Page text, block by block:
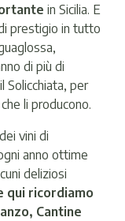
in Sicilia. E
prestigio in tutto
di più di
Solicchiata, per
li producono.
vini di
anno ottime
deliziosi
qui ricordiamo
Cantine